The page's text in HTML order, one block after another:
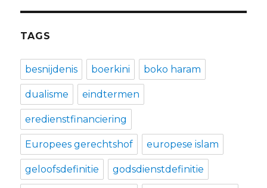
TAGS
besnijdenis boerkini boko haram
dualisme eindtermen
eredienstfinanciering
Europees gerechtshof europese islam
geloofsdefinitie godsdienstdefinitie